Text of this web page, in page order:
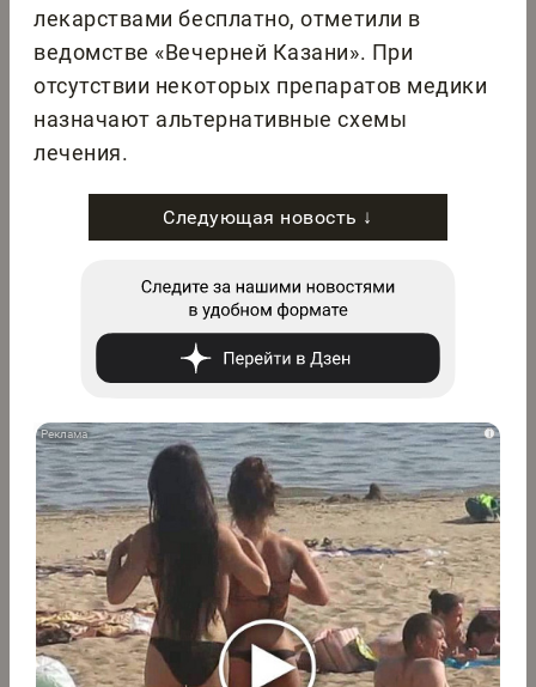
лекарствами бесплатно, отметили в
ведомстве «Вечерней Казани». При
отсутствии некоторых препаратов медики
назначают альтернативные схемы
лечения.
Следующая новость ↓
i